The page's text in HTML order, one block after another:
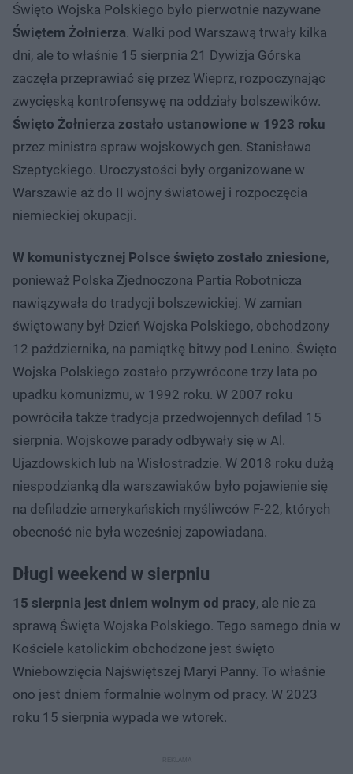
Święto Wojska Polskiego było pierwotnie nazywane
Świętem Żołnierza. Walki pod Warszawą trwały kilka
dni, ale to właśnie 15 sierpnia 21 Dywizja Górska
zaczęła przeprawiać się przez Wieprz, rozpoczynając
zwycięską kontrofensywę na oddziały bolszewików.
Święto Żołnierza zostało ustanowione w 1923 roku
przez ministra spraw wojskowych gen. Stanisława
Szeptyckiego. Uroczystości były organizowane w
Warszawie aż do II wojny światowej i rozpoczęcia
niemieckiej okupacji.
W komunistycznej Polsce święto zostało zniesione,
ponieważ Polska Zjednoczona Partia Robotnicza
nawiązywała do tradycji bolszewickiej. W zamian
świętowany był Dzień Wojska Polskiego, obchodzony
12 października, na pamiątkę bitwy pod Lenino. Święto
Wojska Polskiego zostało przywrócone trzy lata po
upadku komunizmu, w 1992 roku. W 2007 roku
powróciła także tradycja przedwojennych defilad 15
sierpnia. Wojskowe parady odbywały się w Al.
Ujazdowskich lub na Wisłostradzie. W 2018 roku dużą
niespodzianką dla warszawiaków było pojawienie się
na defiladzie amerykańskich myśliwców F-22, których
obecność nie była wcześniej zapowiadana.
Długi weekend w sierpniu
15 sierpnia jest dniem wolnym od pracy, ale nie za
sprawą Święta Wojska Polskiego. Tego samego dnia w
Kościele katolickim obchodzone jest święto
Wniebowzięcia Najświętszej Maryi Panny. To właśnie
ono jest dniem formalnie wolnym od pracy. W 2023
roku 15 sierpnia wypada we wtorek.